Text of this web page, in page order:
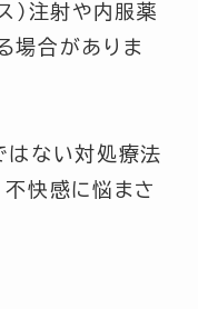
）注射や内服薬
場合がありま
はない対処療法
不快感に悩まさ